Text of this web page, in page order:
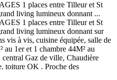
1 places entre Tilleur et St
living lumineux donnant ...
1 places entre Tilleur et St
living lumineux donnant sur
vis à vis, cuisine équipée, salle de
au 1er et 1 chambre 44M² au
central Gaz de ville, Chaudière
toiture OK . Proche des